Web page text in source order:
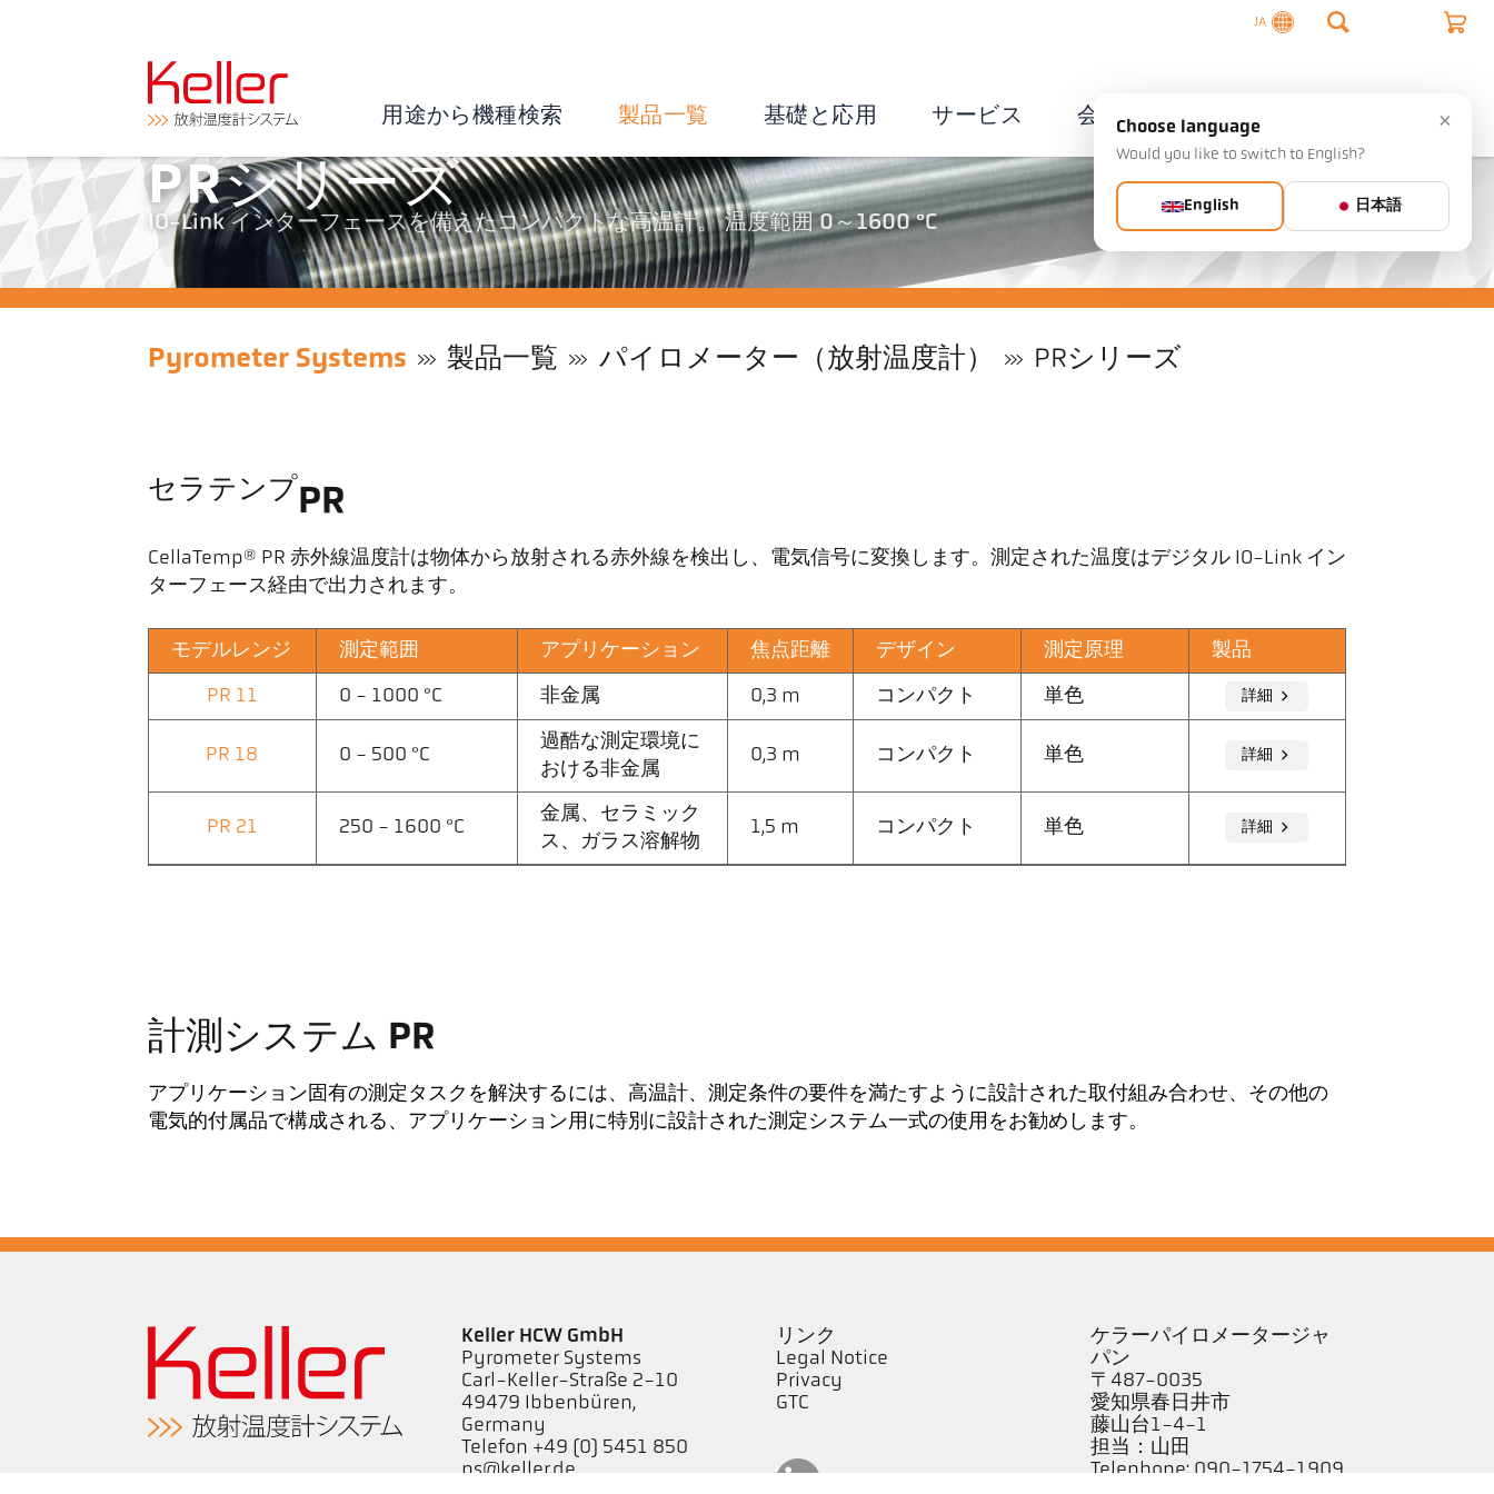
JA
用途から機種検索 製品一覧 基礎と応用 サービス 会社概要
PRシリーズ
IO-Link インターフェースを備えたコンパクトな高温計。 温度範囲 0～1600 °C
Pyrometer Systems 製品一覧 パイロメーター（放射温度計） PRシリーズ
セラテンプ PR
CellaTemp® PR 赤外線温度計は物体から放射される赤外線を検出し、電気信号に変換します。測定された温度はデジタル IO-Link イン
ターフェース経由で出力されます。
モデルレンジ 測定範囲 アプリケーション 焦点距離 デザイン 測定原理 製品
PR 11 0 - 1000 °C 非金属 0,3 m コンパクト 単色 詳細
PR 18 0 - 500 °C
過酷な測定環境に
おける非金属
0,3 m コンパクト 単色 詳細
PR 21 250 - 1600 °C
金属、セラミック
ス、ガラス溶解物
1,5 m コンパクト 単色 詳細
計測システム PR
アプリケーション固有の測定タスクを解決するには、高温計、測定条件の要件を満たすように設計された取付組み合わせ、その他の
電気的付属品で構成される、アプリケーション用に特別に設計された測定システム一式の使用をお勧めします。
Keller HCW GmbH
Pyrometer Systems
Carl-Keller-Straße 2-10
49479 Ibbenbüren,
Germany
Telefon +49 (0) 5451 850
ps@keller.de
リンク
Legal Notice
Privacy
GTC
ケラーパイロメータージャ
パン
〒487-0035
愛知県春日井市
藤山台1-4-1
担当：山田
Telephone: 090-1754-1909
×
Choose language
Would you like to switch to English?
English 日本語